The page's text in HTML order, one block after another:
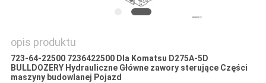
opis produktu
723-64-22500 7236422500 Dla Komatsu D275A-5D
BULLDOZERY Hydrauliczne Główne zawory sterujące Części
maszyny budowlanej Pojazd